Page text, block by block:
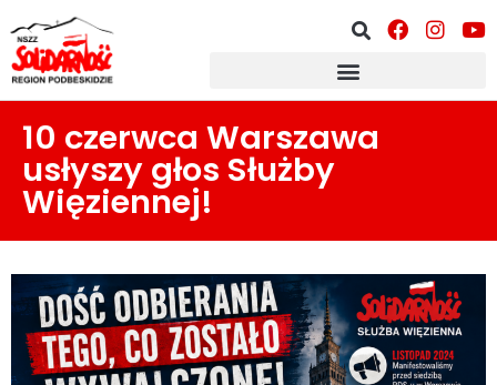
10 czerwca Warszawa
usłyszy głos Służby
Więziennej!